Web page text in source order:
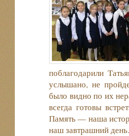
поблагодарили
услышано, не
было видно по их
всегда готовы
Память — наша
наш завтрашний день.